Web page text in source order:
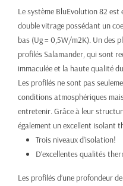
Le système BluEvolution 82 est
double vitrage possédant un
bas (Ug = 0,5W/m2K). Un des
profilés Salamander, qui sont
immaculée et la haute qualité
Les profilés ne sont pas
conditions atmosphériques
entretenir. Grâce à leur
également un excellent isolant
Trois niveaux d’isolation!
D’excellentes qualités
Les profilés d’une profondeur